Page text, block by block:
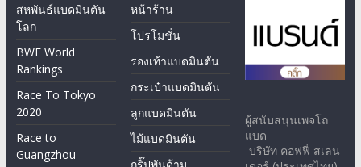
สหพันธ์แบดมินตัน
โลก
BWF World
Rankings
Race To Tokyo
2020
Race to
Guangzhou
หน้าร้าน
โปรโมชั่น
รองเท้าแบดมินตัน
กระเป๋าแบดมินตัน
ลูกแบดมินตัน
ไม้แบดมินตัน
ผู้สนับสนุนเพจโถ
แบด
-บริษัท คอฟฟี่ สเลน